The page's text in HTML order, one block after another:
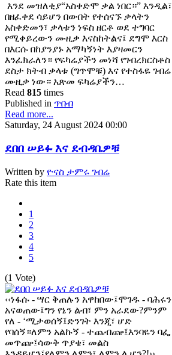
እንደ መዝለቂያ“አስቀድሞ ቃል ነበር።” እንዲል፣
በዘፈቀደ ሳይሆን በውበት የተሰናኙ ቃላትን
አስቀድመን፣ ቃላቱን ነፍስ ዘርቶ ወደ ተግባር
የሚቀይረውን ሙዚቃ እናስከትልና፤ ደግሞ እርስ
በእርሱ በከያንያኑ አማካኝነት እያዛመርን
እንፈክራለን። የፍካሬያችን መነሻ የገብረክርስቶስ
ደስታ ክትብ ቃላቱ (ግጥሞቹ) እና የተስፋዬ ገብሬ
ሙዚቃ ነው። አጽመ ፍካሬያችን…
Read 815 times
Published in ጥበብ
Read more...
Saturday, 24 August 2024 00:00
ደበበ ሠይፉ እና ደብዳቤዎቹ
Written by ዮናስ ታምሩ ገብሬ
Rate this item
1
2
3
4
5
(1 Vote)
‹‹ነፋሱ - ሣር ቅጠሉን አዋከበው፤ሞገዱ - ባሕሩን
አናወጠው፤ግን የኔን ልብ፣ ምን አራደው?ምንም
የለ - ‘ሚታወሰኝ፤ድንገት እንጂ፣ ሆድ
የባሰኝ።ለምን አልኩኝ - ተጨብጬ፤እንባዬን ባፌ
መጥጬ፤ሳውቅ ጥያቄ፣ መልስ